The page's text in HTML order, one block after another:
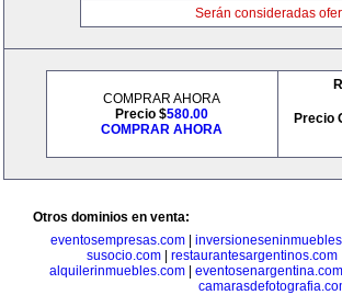
Serán consideradas
COMPRAR AHORA
Precio $580.00
COMPRAR AHORA
Precio
Otros dominios en venta:
eventosempresas.com
susocio.com
restaurantesargentinos.com
alquilerinmuebles.com
eventosenargentina.com